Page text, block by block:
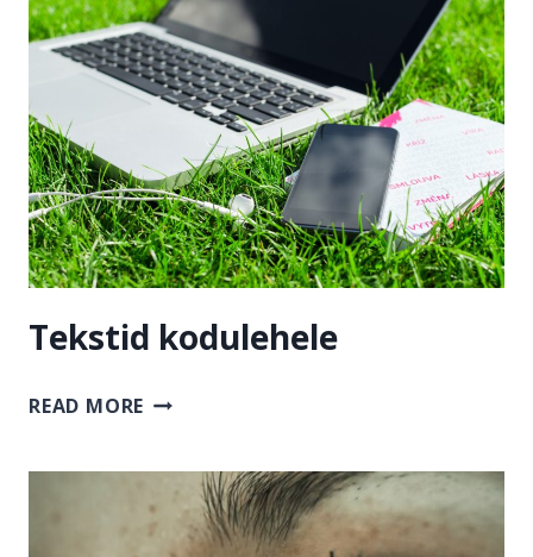
Tekstid kodulehele
READ MORE TEKSTID